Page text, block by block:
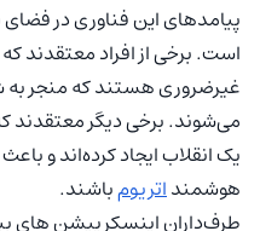
پیامدهای این فناوری در
است. برخی از افراد معتقدند
غیرضروری هستند که منجر
می‌شوند. برخی دیگر معتقدند
یک انقلاب ایجاد کرده‌اند و
هوشمنداتریومباشند.
طرف‌داران اینسکریپشن های